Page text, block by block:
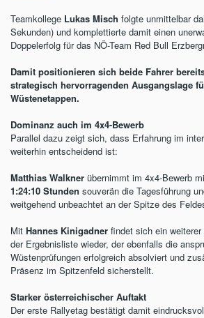
Teamkollege Lukas Misch folgte unmittelbar
Sekunden) und komplettierte damit einen
Doppelerfolg für das NÖ-Team Red Bull
Damit positionieren sich beide Fahrer
strategisch hervorragenden Ausgangslage
Wüstenetappen.
Dominanz auch im 4x4-Bewerb
Parallel dazu zeigt sich, dass Erfahrung im
weiterhin entscheidend ist:
Matthias Walkner übernimmt im 4x4-Bewerb
1:24:10 Stunden souverän die Tagesführung
weitgehend unbeachtet an der Spitze des
Mit Hannes Kinigadner findet sich ein
der Ergebnisliste wieder, der ebenfalls die
Wüstenprüfungen erfolgreich absolviert und
Präsenz im Spitzenfeld sicherstellt.
Starker österreichischer Auftakt
Der erste Rallyetag bestätigt damit